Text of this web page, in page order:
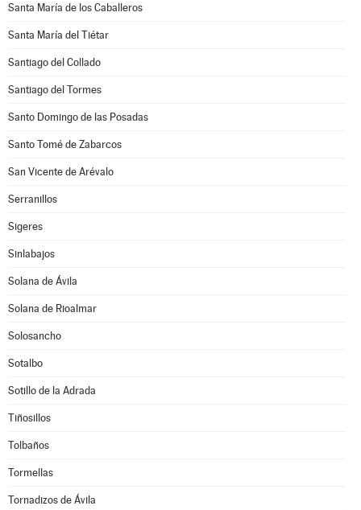
Santa María de los Caballeros
Santa María del Tiétar
Santiago del Collado
Santiago del Tormes
Santo Domingo de las Posadas
Santo Tomé de Zabarcos
San Vicente de Arévalo
Serranillos
Sigeres
Sinlabajos
Solana de Ávila
Solana de Rioalmar
Solosancho
Sotalbo
Sotillo de la Adrada
Tiñosillos
Tolbaños
Tormellas
Tornadizos de Ávila